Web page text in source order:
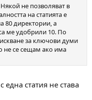
не позволяват в
на статията е
80 директории, а
ме удобрили 10. По
за ключови думи
не се сещам ако има
една статия не става